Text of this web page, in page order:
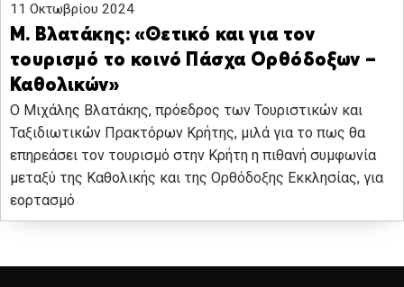
11 Οκτωβρίου 2024
Μ. Βλατάκης: «Θετικό και για τον
τουρισμό το κοινό Πάσχα Ορθόδοξων –
Καθολικών»
Ο Μιχάλης Βλατάκης, πρόεδρος των Τουριστικών και
Ταξιδιωτικών Πρακτόρων Κρήτης, μιλά για το πως θα
επηρεάσει τον τουρισμό στην Κρήτη η πιθανή συμφωνία
μεταξύ της Καθολικής και της Ορθόδοξης Εκκλησίας, για
εορτασμό